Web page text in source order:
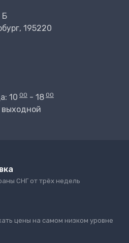
Б
195220
10 00 - 18 00
выходной
СНГ от трёх недель
цены на самом низком уровне